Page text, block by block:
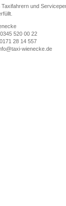
und
520 00 22
28 14 557
wienecke.de